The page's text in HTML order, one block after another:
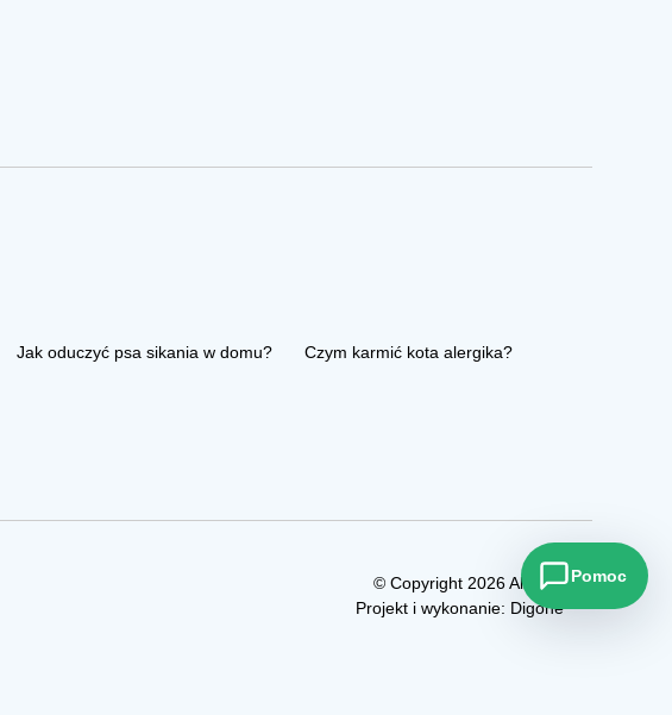
Jak oduczyć psa sikania w domu? Czym karmić kota alergika?
© Copyright 2026 Allezoo
Projekt i wykonanie: Digone
Pomoc